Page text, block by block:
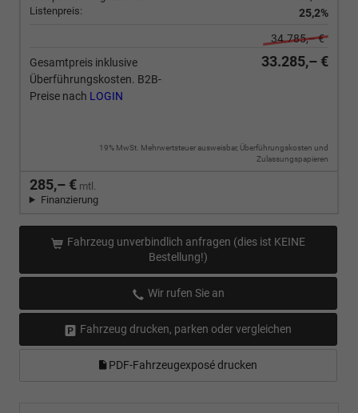
Listenpreis:
25,2%
34.785,– €
Gesamtpreis inklusive
Überführungskosten. B2B-
Preise nach LOGIN
33.285,– €
19% MwSt. Mehrwertsteuer ausweisbar, Überführungskosten und
Zulassungspapieren
285,– € mtl.
Finanzierung
Fahrzeug unverbindlich anfragen (dies ist KEINE
Bestellung!)
Wir rufen Sie an
Fahrzeug drucken, parken oder vergleichen
PDF-Fahrzeugexposé drucken